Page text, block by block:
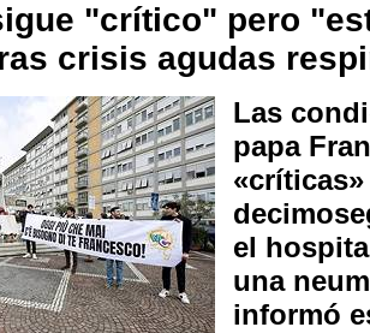
"crítico" pero
crisis agudas
Las
papa
el
una
informó